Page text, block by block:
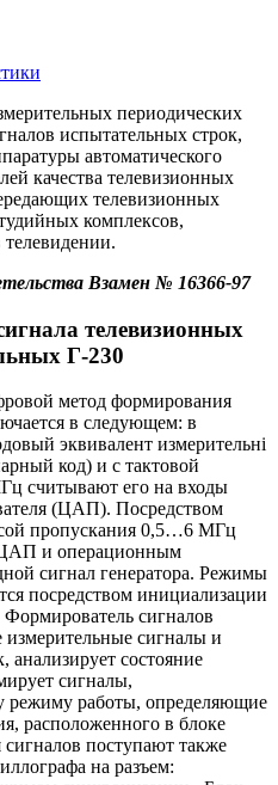
периодических
испытательных строк,
автоматического
качества телевизионных
телевизионных
комплексов,
Взамен № 16366-97
телевизионных
Г-230
метод формирования
в следующем: в
эквивалент измерительнi
код) и с тактовой
считы­вают его на входы
(ЦАП). Посредством
пропускания 0,5…6 МГц
и операционным
сигнал генератора. Режимы
посредством инициализации
сигналов
измерительные сигналы и
анализирует со­стояние
сигналы,
режиму работы, определяющие
расположенного в блоке
поступают также
на разъем: